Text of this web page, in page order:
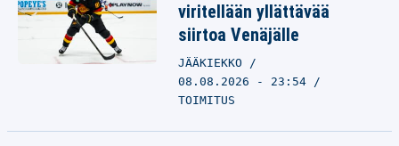
viritellään yllättävää
siirtoa Venäjälle
JÄÄKIEKKO
08.08.2026 - 23:54
TOIMITUS